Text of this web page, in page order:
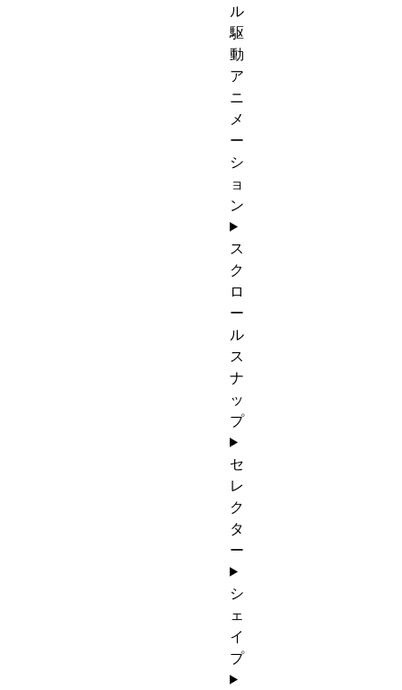
ル
駆
動
ア
ニ
メ
ー
シ
ョ
ン
ス
ク
ロ
ー
ル
ス
ナ
ッ
プ
セ
レ
ク
タ
ー
シ
ェ
イ
プ